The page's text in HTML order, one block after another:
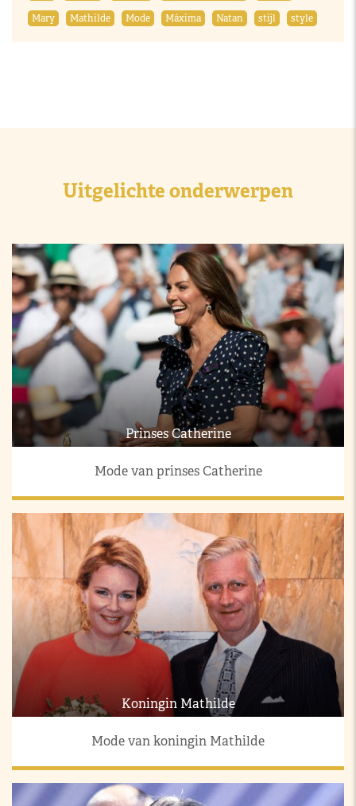
Mary
Mathilde Mode Máxima Natan stijl style
Uitgelichte onderwerpen
Prinses Catherine
Mode van prinses Catherine
Koningin Mathilde
Mode van koningin Mathilde